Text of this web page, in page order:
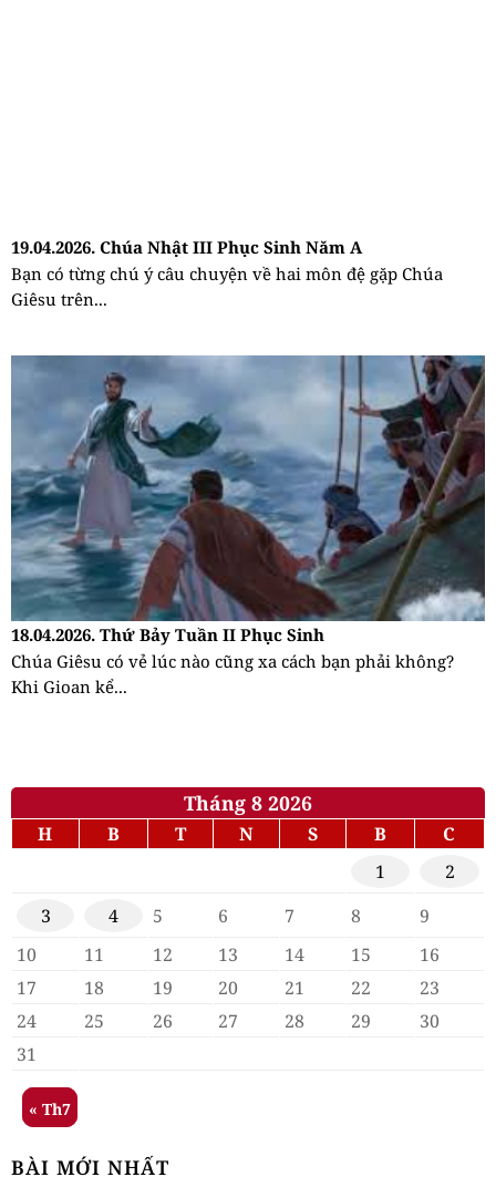
19.04.2026. Chúa Nhật III Phục Sinh Năm A
Bạn có từng chú ý câu chuyện về hai môn đệ gặp Chúa
Giêsu trên...
18.04.2026. Thứ Bảy Tuần II Phục Sinh
Chúa Giêsu có vẻ lúc nào cũng xa cách bạn phải không?
Khi Gioan kể...
Tháng 8 2026
H B T N S B
C
1
2
3
4 5 6 7 8
9
10
11 12 13 14 15
16
17
18 19 20 21 22
23
24
25 26 27 28 29
30
31
« Th7
BÀI MỚI NHẤT